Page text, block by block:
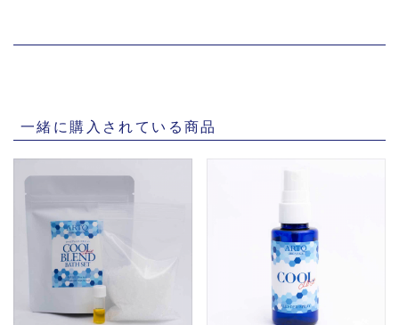
一緒に購入されている商品